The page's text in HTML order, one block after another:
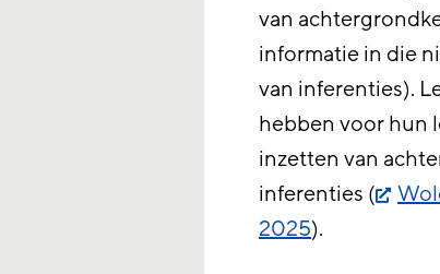
van
informatie in die
van inferenties).
hebben voor hun
inzetten van
inferenties (
2025).